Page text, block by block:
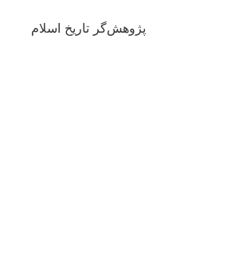
پژوهش‌گر تاریخ اسلام